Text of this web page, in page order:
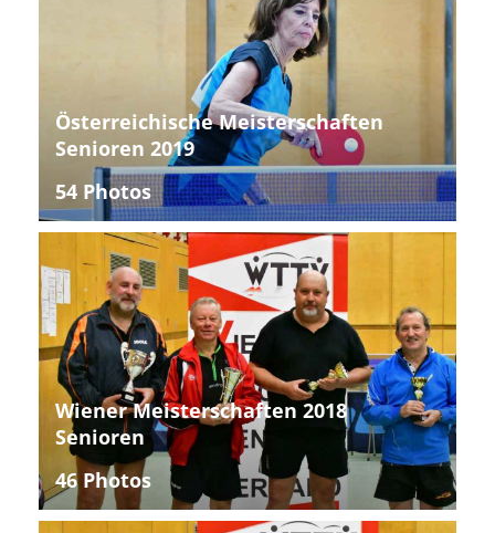
Österreichische Meisterschaften
Senioren 2019
54 Photos
Wiener Meisterschaften 2018
Senioren
46 Photos